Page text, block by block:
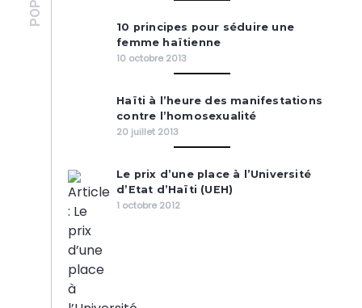
10 principes pour séduire une
femme haïtienne
10 octobre 2013
Haïti à l’heure des manifestations
contre l’homosexualité
20 juillet 2013
Le prix d’une place à l’Université
d’Etat d’Haïti (UEH)
1 octobre 2012